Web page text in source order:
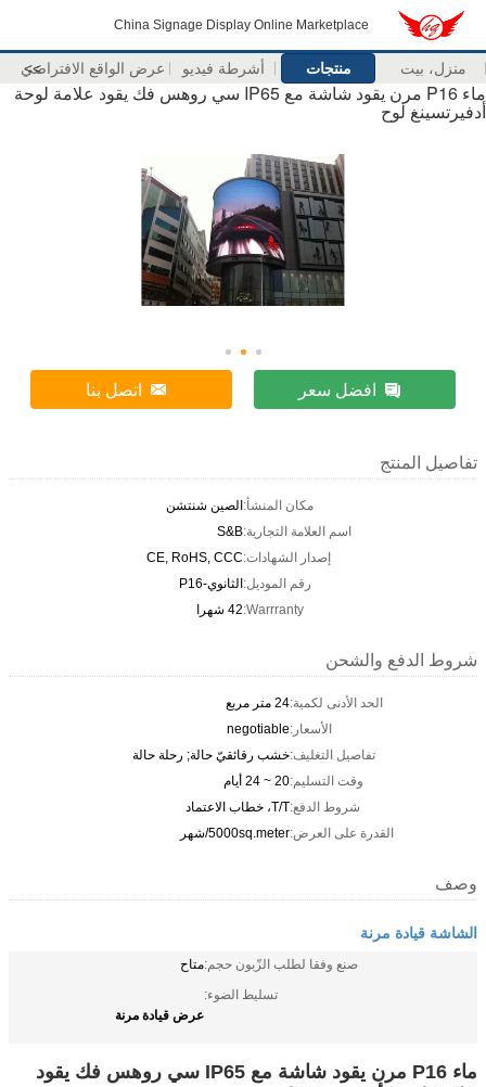
China Signage Display Online Marketplace
منزل، بيت منتجات أشرطة فيديو عرض الواقع الافتراضي
>>
ماء P16 مرن يقود شاشة مع IP65 سي روهس فك يقود علامة لوحة
أدفيرتسينغ لوح
افضل سعر اتصل بنا
تفاصيل المنتج
مكان المنشأ: الصين شنتشن
اسم العلامة التجارية:S&B
إصدار الشهادات:CE, RoHS, CCC
رقم الموديل: الثانوي-P16
Warrranty: 42 شهرا
شروط الدفع والشحن
الحد الأدنى لكمية:24 متر مربع
الأسعار:negotiable
تفاصيل التغليف:خشب رقائقيّ حالة; رحلة حالة
وقت التسليم:20 ~ 24 أيام
شروط الدفع:T/T، خطاب الاعتماد
القدرة على العرض:5000sq.meter/شهر
وصف
الشاشة قيادة مرنة
صنع وفقا لطلب الزّبون حجم:متاح
تسليط الضوء:
عرض قيادة مرنة
ماء P16 مرن يقود شاشة مع IP65 سي روهس فك يقود